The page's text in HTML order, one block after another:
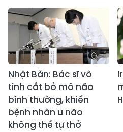
Nhật Bản: Bác sĩ vô
tình cắt bỏ mô não
bình thường, khiến
bệnh nhân u não
không thể tự thở